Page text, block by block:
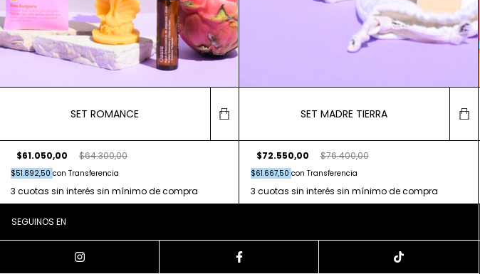
SET ROMANCE
$61.050,00 $64.300,00
$51.892,50 con Transferencia
SET MADRE TIERRA
$72.550,00 $76.400,00
$61.667,50 con Transferencia
SEGUINOS EN